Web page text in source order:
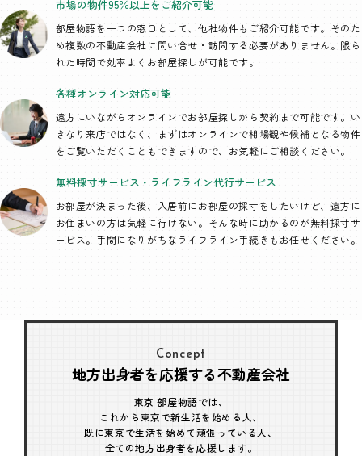
市場の物件95％以上を ご紹介可能
部屋物語を一つの窓口として、他社物件もご紹介可能です。そのた
め複数の不動産会社に問い合せ・訪問する必要がありません。限ら
れた時間で効率よくお部屋探しが可能です。
各種オンライン対応可能
遠方にいながらオンラインでお部屋探しから契約まで可能です。い
きなり来店ではなく、まずはオンラインで相場観や候補となる物件
をご覧いただくこともできますので、お気軽にご相談ください。
無料採寸サービス・ ライフライン代行サービス
お部屋が決まった後、入居前にお部屋の採寸をしたいけど、遠方に
お住まいの方は気軽に行けない。そんな時に助かるのが無料採寸サ
ービス。手間になりがちなライフライン手続きもお任せください。
Concept
地方出身者を応援する不動産会社
東京 部屋物語では、
これから東京で新生活を始める人、
既に東京で生活を始めて頑張っている人、
全ての地方出身者を応援します。